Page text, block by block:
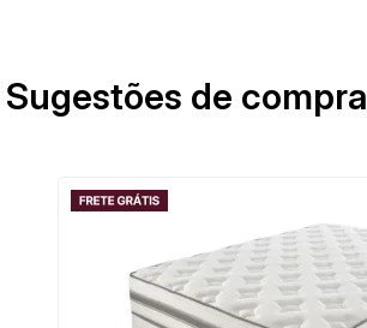
Sugestões de compra